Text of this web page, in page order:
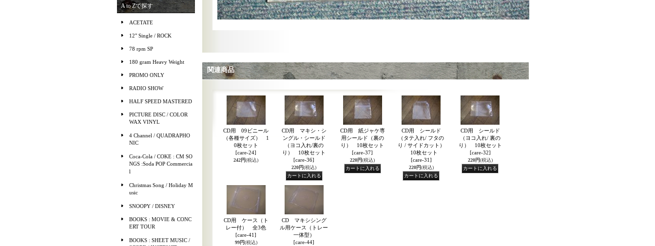
A to Zで探す
ACETATE
12" Single / ROCK
78 rpm SP
180 gram Heavy Weight
PROMO ONLY
RADIO SHOW
HALF SPEED MASTERED
PICTURE DISC / COLOR
WAX VINYL
4 Channel / QUADRAPHO
NIC
Coca-Cola / COKE : CM SO
NGS :Soda POP Commercia
l
Christmas Song / Holiday M
usic
SNOOPY / DISNEY
BOOKS : MOVIE & CONC
ERT TOUR
BOOKS : SHEET MUSIC /
関連商品
CD用 09ビニール
（各種サイズ） 1
0枚セット
[care-24]
242円(税込)
CD用 マキシ・シ
ングル・シールド
（ヨコ入れ/裏の
り） 10枚セット
[care-36]
220円(税込)
CD用 紙ジャケ専
用シールド（裏の
り） 10枚セット
[care-37]
220円(税込)
CD用 シールド
（タテ入れ/ フタの
り / サイドカット）
10枚セット
[care-31]
220円(税込)
CD用 シールド
（ヨコ入れ/ 裏の
り） 10枚セット
[care-32]
220円(税込)
CD用 ケース（ト
レー付） 全3色
[care-41]
99円(税込)
CD マキシシング
ル用ケース（トレー
一体型）
[care-44]